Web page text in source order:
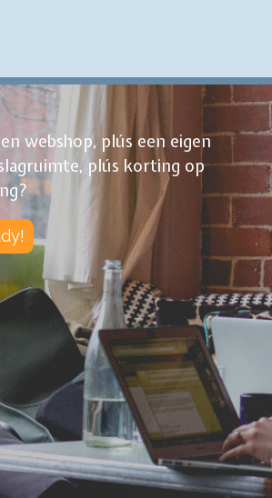
webshop, plús een eigen
plús korting op